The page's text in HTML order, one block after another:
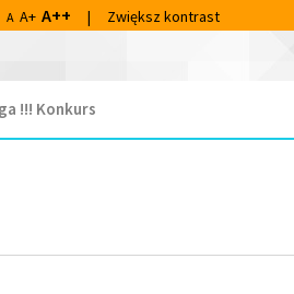
A A+ A++ | Zwiększ kontrast
!!! Konkurs